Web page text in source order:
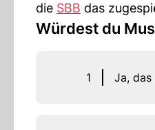
die SBB das
Würdest du
1 Ja, das